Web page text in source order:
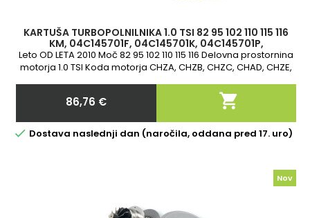
KARTUŠA TURBOPOLNILNIKA 1.0 TSI 82 95 102 110 115 116
KM, 04C145701F, 04C145701K, 04C145701P,
04C145702D, 16339700001, 163397000
Leto OD LETA 2010 Moč 82 95 102 110 115 116 Delovna prostornina
motorja 1.0 TSI Koda motorja CHZA, CHZB, CHZC, CHAD, CHZE,
Cena
86,76 € 
 Dostava naslednji dan (naročila, oddana pred 17. uro)
Nov